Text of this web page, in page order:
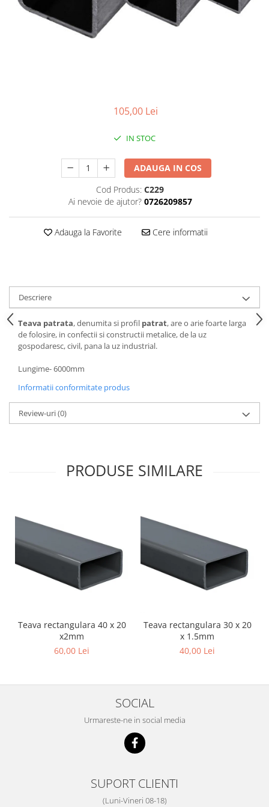
Plasa rabitz
Plasa sudata
Cuie constructii
Electrozi sudura
Sarma neagra
Sarma zincata
105,00 Lei
IN STOC
ADAUGA IN COS
Cod Produs: C229
Ai nevoie de ajutor? 0726209857
Adauga la Favorite Cere informatii
Descriere
Teava patrata, denumita si profil patrat, are o arie foarte larga
de folosire, in confectii si constructii metalice, de la uz
gospodaresc, civil, pana la uz industrial.
Lungime- 6000mm
Informatii conformitate produs
Review-uri(0)
PRODUSE SIMILARE
Teava rectangulara 40 x 20
x2mm
60,00 Lei
Teava rectangulara 30 x 20
x 1.5mm
40,00 Lei
SOCIAL
Urmareste-ne in social media
SUPORT CLIENTI
(Luni-Vineri 08-18)